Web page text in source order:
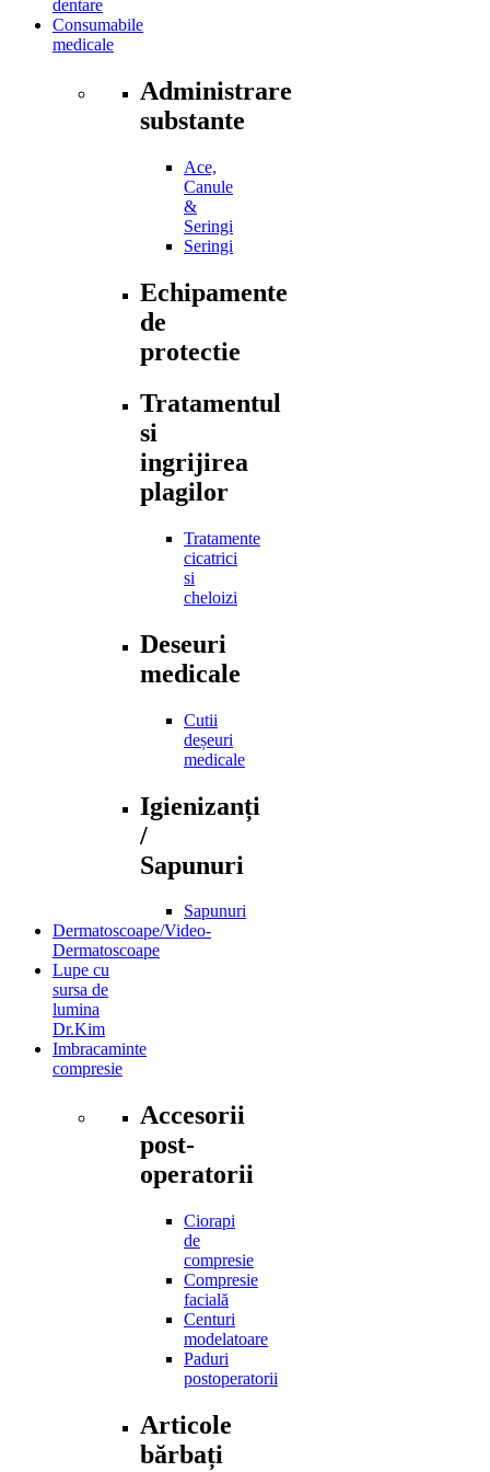
dentare
Consumabile
medicale
Administrare
substante
Ace,
Canule
&
Seringi
Seringi
Echipamente
de
protectie
Tratamentul
si
ingrijirea
plagilor
Tratamente
cicatrici
si
cheloizi
Deseuri
medicale
Cutii
deșeuri
medicale
Igienizanți
/
Sapunuri
Sapunuri
Dermatoscoape/Video-
Dermatoscoape
Lupe cu
sursa de
lumina
Dr.Kim
Imbracaminte
compresie
Accesorii
post-
operatorii
Ciorapi
de
compresie
Compresie
facială
Centuri
modelatoare
Paduri
postoperatorii
Articole
bărbați